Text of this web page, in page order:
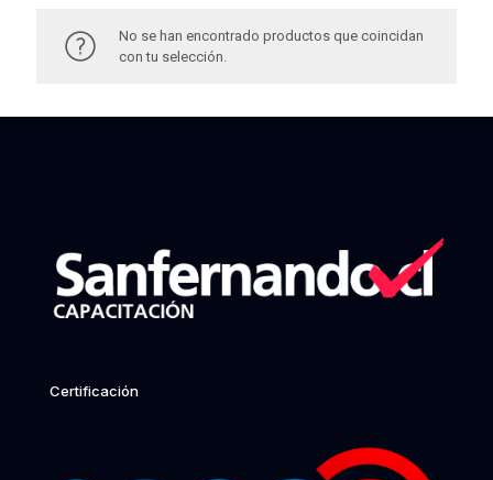
No se han encontrado productos que coincidan
con tu selección.
Certificación